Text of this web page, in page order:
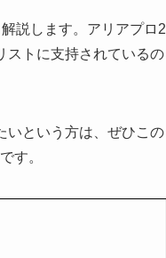
説します。アリアプロ2
ストに支持されているの
いという方は、ぜひこの
す。